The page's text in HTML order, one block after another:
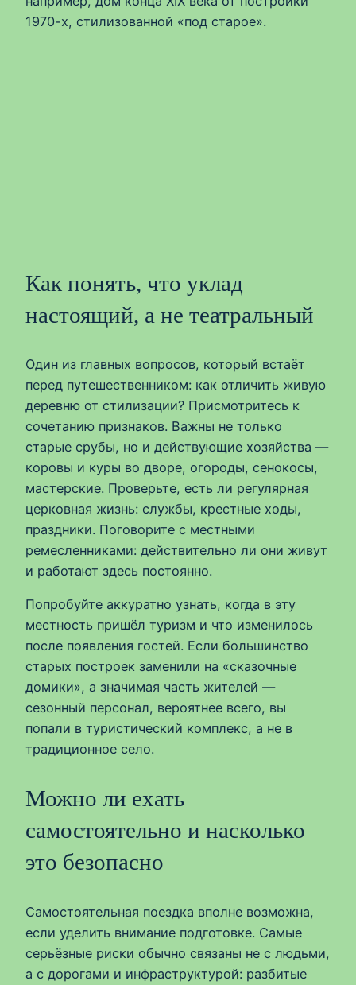
1970-х, стилизованной «под старое».
Как понять, что уклад
настоящий, а не театральный
Один из главных вопросов, который встаёт
перед путешественником: как отличить живую
деревню от стилизации? Присмотритесь к
сочетанию признаков. Важны не только
старые срубы, но и действующие хозяйства —
коровы и куры во дворе, огороды, сенокосы,
мастерские. Проверьте, есть ли регулярная
церковная жизнь: службы, крестные ходы,
праздники. Поговорите с местными
ремесленниками: действительно ли они живут
и работают здесь постоянно.
Попробуйте аккуратно узнать, когда в эту
местность пришёл туризм и что изменилось
после появления гостей. Если большинство
старых построек заменили на «сказочные
домики», а значимая часть жителей —
сезонный персонал, вероятнее всего, вы
попали в туристический комплекс, а не в
традиционное село.
Можно ли ехать
самостоятельно и насколько
это безопасно
Самостоятельная поездка вполне возможна,
если уделить внимание подготовке. Самые
серьёзные риски обычно связаны не с людьми,
а с дорогами и инфраструктурой: разбитые